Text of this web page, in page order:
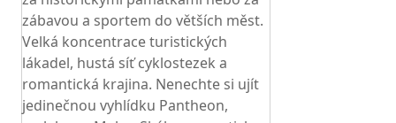
zábavou a sportem do větších měst.
Velká koncentrace turistických
lákadel, hustá síť cyklostezek a
romantická krajina. Nenechte si ujít
jedinečnou vyhlídku Pantheon,